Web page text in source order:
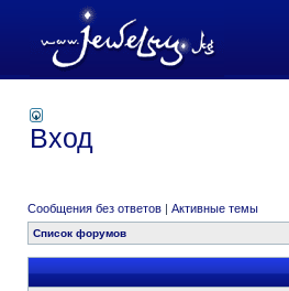
Вход
Сообщения без ответов | Активные темы
Список форумов